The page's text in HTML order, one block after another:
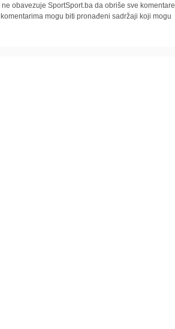
obavezuje SportSport.ba da obriše sve komentare
mogu biti pronađeni sadržaji koji mogu